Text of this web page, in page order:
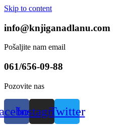
Skip to content
info@knjiganadlanu.com
Pošaljite nam email
061/656-09-88
Pozovite nas
InstagramTwitter